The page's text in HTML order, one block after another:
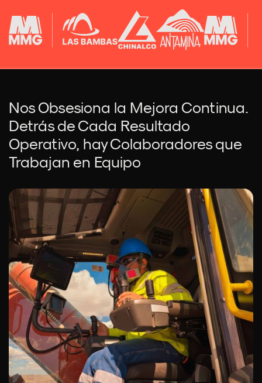
Nos Obsesiona la Mejora Continua.
Detrás de Cada Resultado
Operativo, hay Colaboradores que
Trabajan en Equipo